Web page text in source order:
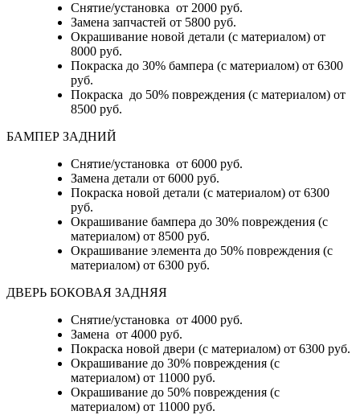
Снятие/установка от 2000 руб.
Замена запчастей от 5800 руб.
Окрашивание новой детали (с материалом) от
8000 руб.
Покраска до 30% бампера (с материалом) от 6300
руб.
Покраска до 50% повреждения (с материалом) от
8500 руб.
БАМПЕР ЗАДНИЙ
Снятие/установка от 6000 руб.
Замена детали от 6000 руб.
Покраска новой детали (с материалом) от 6300
руб.
Окрашивание бампера до 30% повреждения (с
материалом) от 8500 руб.
Окрашивание элемента до 50% повреждения (с
материалом) от 6300 руб.
ДВЕРЬ БОКОВАЯ ЗАДНЯЯ
Снятие/установка от 4000 руб.
Замена от 4000 руб.
Покраска новой двери (с материалом) от 6300 руб.
Окрашивание до 30% повреждения (с
материалом) от 11000 руб.
Окрашивание до 50% повреждения (с
материалом) от 11000 руб.